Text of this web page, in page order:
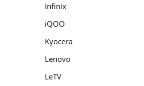
Infinix
iQOO
Kyocera
Lenovo
LeTV